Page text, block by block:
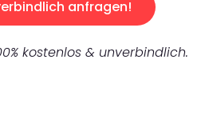
anfragen!
kostenlos & unverbindlich.